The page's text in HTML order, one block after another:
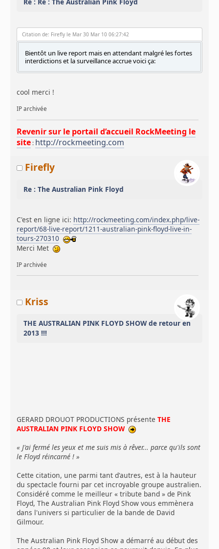
Citation de: Firefly le Mar 30 Mar 10 06:27:42
Bientôt un live report mais en attendant malgré les fortes
interdictions et la surveillance accrue voici ça:
cool merci !
IP archivée
Revenir sur le portail d’accueil RockMeeting le
site : http://rockmeeting.com
Firefly
Re : The Australian Pink Floyd
C'est en ligne ici: http://rockmeeting.com/index.php/live-
report/68-live-report/1211-australian-pink-floyd-live-in-
tours-270310
Merci Met
IP archivée
Kriss
THE AUSTRALIAN PINK FLOYD SHOW de retour en
2013 !!!
GERARD DROUOT PRODUCTIONS présenteTHE
AUSTRALIAN PINK FLOYD SHOW
« J'ai fermé les yeux et me suis mis à rêver... parce qu'ils sont
le Floyd réincarné ! »
Cette citation, une parmi tant d'autres, est à la hauteur
du spectacle fourni par cet incroyable groupe australien.
Considéré comme le meilleur « tribute band » de Pink
Floyd, The Australian Pink Floyd Show vous emmènera
dans l'univers si particulier de la bande de David
Gilmour.
The Australian Pink Floyd Show a démarré au début des